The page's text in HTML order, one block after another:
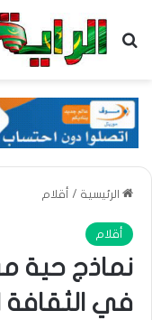
بحث عن
الرئيسية / أقلام
أقلام
نماذج حية
في